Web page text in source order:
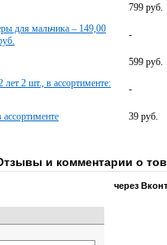
799 руб.
для мальчика – 149,00
-
599 руб.
2 шт., в ассортименте:
-
39 руб.
и комментарии о
через